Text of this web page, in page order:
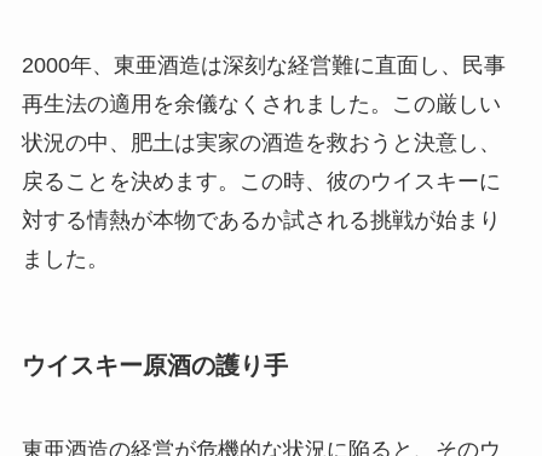
2000年、東亜酒造は深刻な経営難に直面し、民事
再生法の適用を余儀なくされました。この厳しい
状況の中、肥土は実家の酒造を救おうと決意し、
戻ることを決めます。この時、彼のウイスキーに
対する情熱が本物であるか試される挑戦が始まり
ました。
ウイスキー原酒の護り手
東亜酒造の経営が危機的な状況に陥ると、そのウ